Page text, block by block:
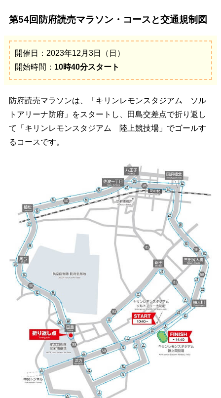
第54回防府読売マラソン・コースと交通規制図
開催日：2023年12月3日（日）
開始時間： 10時40分スタート
防府読売マラソンは、「キリンレモンスタジアム ソル
トアリーナ防府」をスタートし、田島交差点で折り返し
て「キリンレモンスタジアム 陸上競技場」でゴールす
るコースです。